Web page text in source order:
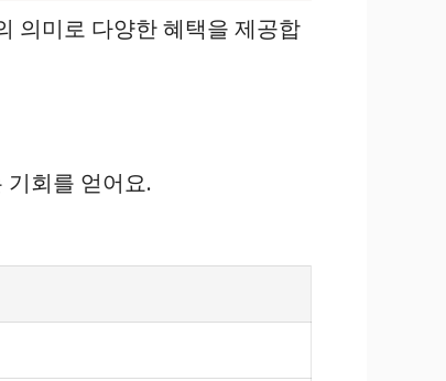
의미로 다양한 혜택을 제공합
기회를 얻어요.